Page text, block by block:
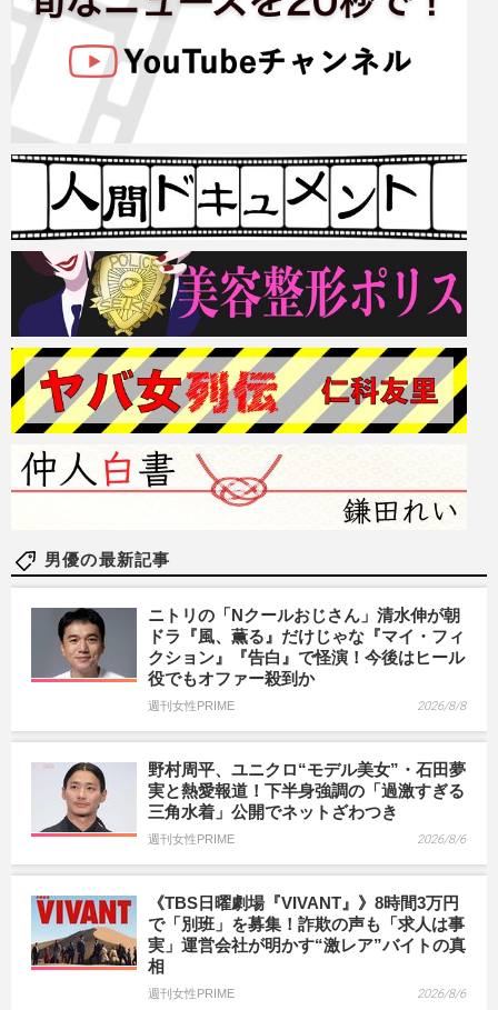
男優の最新記事
ニトリの「Nクールおじさん」清水伸が朝
ドラ『風、薫る』だけじゃな『マイ・フィ
クション』『告白』で怪演！今後はヒール
役でもオファー殺到か
週刊女性PRIME 2026/8/8
野村周平、ユニクロ“モデル美女”・石田夢
実と熱愛報道！下半身強調の「過激すぎる
三角水着」公開でネットざわつき
週刊女性PRIME 2026/8/6
《TBS日曜劇場『VIVANT』》8時間3万円
で「別班」を募集！詐欺の声も「求人は事
実」運営会社が明かす“激レア”バイトの真
相
週刊女性PRIME 2026/8/6